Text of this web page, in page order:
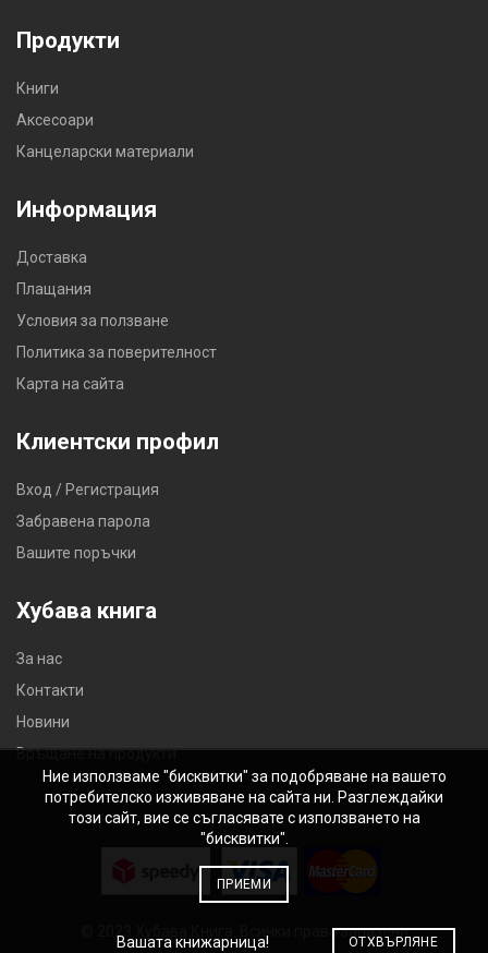
Вашата книжарница! ОТХВЪРЛЯНЕ
Продукти
Книги
Аксесоари
Канцеларски материали
Информация
Доставка
Плащания
Условия за ползване
Политика за поверителност
Карта на сайта
Клиентски профил
Вход / Регистрация
Забравена парола
Вашите поръчки
Хубава книга
За нас
Контакти
Новини
Връщане на продукти
© 2023 Хубава Книга. Всички права запазени
Ние използваме "бисквитки" за подобряване на вашето
потребителско изживяване на сайта ни. Разглеждайки
този сайт, вие се съгласявате с използването на
"бисквитки".
ПРИЕМИ